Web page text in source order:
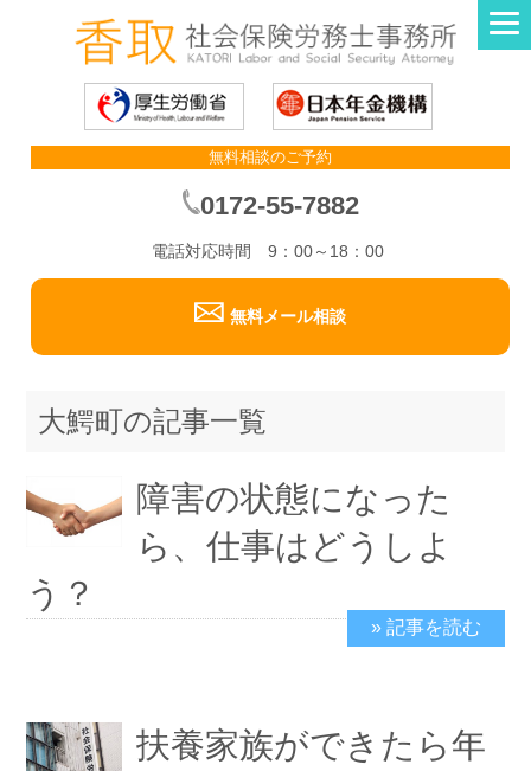
無料相談のご予約
0172-55-7882
電話対応時間 9：00～18：00
無料メール相談
大鰐町の記事一覧
障害の状態になった
ら、仕事はどうしよ
う？
2024/2/8
» 記事を読む
扶養家族ができたら年